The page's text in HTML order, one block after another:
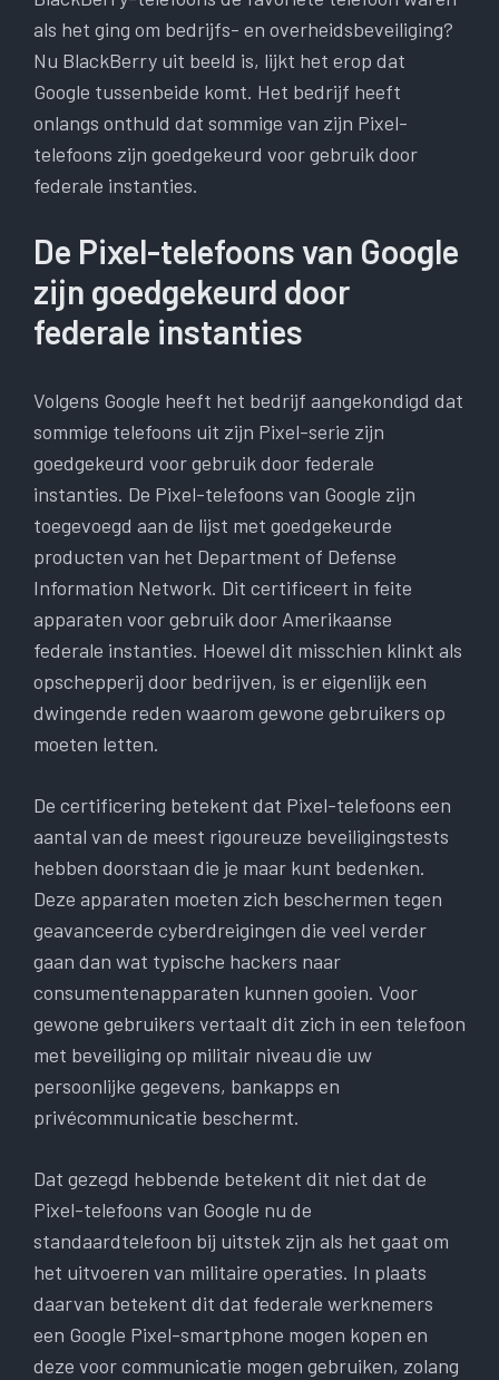
als het ging om bedrijfs- en overheidsbeveiliging?
Nu BlackBerry uit beeld is, lijkt het erop dat
Google tussenbeide komt. Het bedrijf heeft
onlangs onthuld dat sommige van zijn Pixel-
telefoons zijn goedgekeurd voor gebruik door
federale instanties.
De Pixel-telefoons van Google
zijn goedgekeurd door
federale instanties
Volgens Google heeft het bedrijf aangekondigd dat
sommige telefoons uit zijn Pixel-serie zijn
goedgekeurd voor gebruik door federale
instanties. De Pixel-telefoons van Google zijn
toegevoegd aan de lijst met goedgekeurde
producten van het Department of Defense
Information Network. Dit certificeert in feite
apparaten voor gebruik door Amerikaanse
federale instanties. Hoewel dit misschien klinkt als
opschepperij door bedrijven, is er eigenlijk een
dwingende reden waarom gewone gebruikers op
moeten letten.
De certificering betekent dat Pixel-telefoons een
aantal van de meest rigoureuze beveiligingstests
hebben doorstaan ​​die je maar kunt bedenken.
Deze apparaten moeten zich beschermen tegen
geavanceerde cyberdreigingen die veel verder
gaan dan wat typische hackers naar
consumentenapparaten kunnen gooien. Voor
gewone gebruikers vertaalt dit zich in een telefoon
met beveiliging op militair niveau die uw
persoonlijke gegevens, bankapps en
privécommunicatie beschermt.
Dat gezegd hebbende betekent dit niet dat de
Pixel-telefoons van Google nu de
standaardtelefoon bij uitstek zijn als het gaat om
het uitvoeren van militaire operaties. In plaats
daarvan betekent dit dat federale werknemers
een Google Pixel-smartphone mogen kopen en
deze voor communicatie mogen gebruiken, zolang